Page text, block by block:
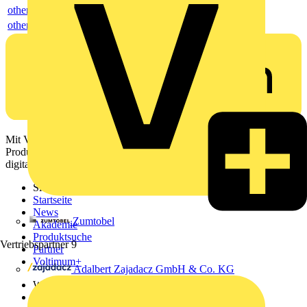
Zumtobel
Vertriebspartner 9
Adalbert Zajadacz GmbH & Co. KG
others
others
Mit Voltimum erhalten Elektrofachkräfte Zugang zu Branchennews,
Produktinformationen, Schulungen und Tools – alles auf einer
digitalen Plattform und Community.
Sitemap
Startseite
News
Akademie
Produktsuche
Partner
Voltimum+
Weitere Links